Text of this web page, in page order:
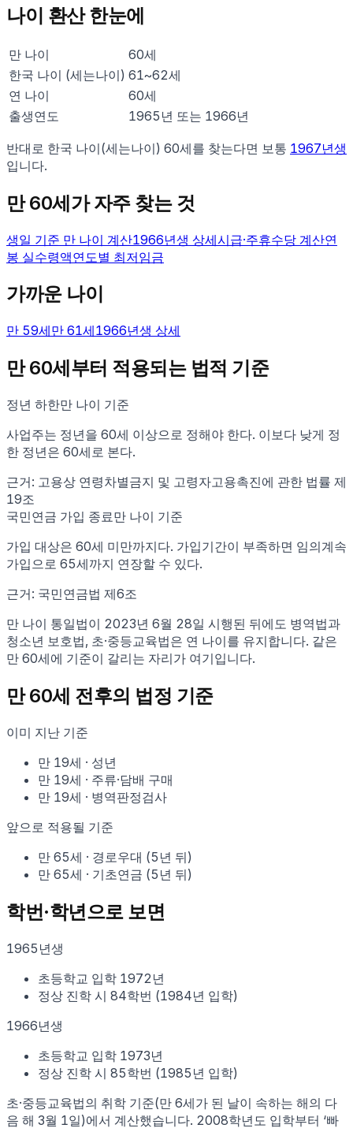
나이 환산 한눈에
만 나이 60세
한국 나이 (세는나이) 61~62세
연 나이
60세
출생연도
1965년 또는 1966년
반대로 한국 나이(세는나이) 60세를 찾는다면 보통 1967년생
입니다.
만60세가 자주 찾는 것
생일 기준 만 나이 계산1966년생 상세시급·주휴수당 계산연
봉 실수령액연도별 최저임금
가까운 나이
만 59세만 61세1966년생 상세
만60세부터 적용되는 법적 기준
정년 하한만 나이 기준
사업주는 정년을 60세 이상으로 정해야 한다. 이보다 낮게 정
한 정년은 60세로 본다.
근거: 고용상 연령차별금지 및 고령자고용촉진에 관한 법률 제
19조
국민연금 가입 종료만 나이 기준
가입 대상은 60세 미만까지다. 가입기간이 부족하면 임의계속
가입으로 65세까지 연장할 수 있다.
근거: 국민연금법 제6조
만 나이 통일법이 2023년 6월 28일 시행된 뒤에도 병역법과
청소년 보호법, 초·중등교육법은 연 나이를 유지합니다. 같은
만 60세에 기준이 갈리는 자리가 여기입니다.
만60세 전후의 법정 기준
이미 지난 기준
만 19세 · 성년
만 19세 · 주류·담배 구매
만 19세 · 병역판정검사
앞으로 적용될 기준
만 65세 · 경로우대 (5 년 뒤)
만 65세 · 기초연금 (5 년 뒤)
학번·학년으로 보면
1965 년생
초등학교 입학 1972 년
정상 진학 시 84학번 (1984년 입학)
1966년생
초등학교 입학 1973년
정상 진학 시 85학번 (1985 년 입학)
초·중등교육법의 취학 기준(만 6세가 된 날이 속하는 해의 다
음 해 3월 1일)에서 계산했습니다. 2008학년도 입학부터 ‘빠